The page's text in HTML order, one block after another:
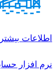
اطلاعات بیشتر
نرم افزار